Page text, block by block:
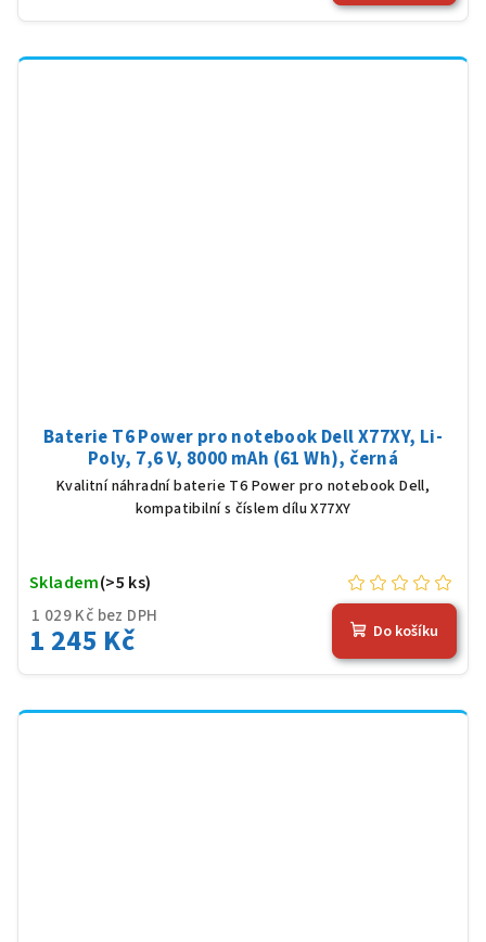
Baterie T6 Power pro notebook Dell X77XY, Li-
Poly, 7,6 V, 8000 mAh (61 Wh), černá
Kvalitní náhradní baterie T6 Power pro notebook Dell,
kompatibilní s číslem dílu X77XY
1 029 Kč bez DPH
1 245 Kč
Skladem(>5 ks)
Do košíku